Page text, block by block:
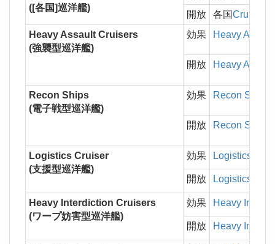
([各国]巡洋艦)
開放
各国Cruiser
Heavy Assault Cruisers
(強襲型巡洋艦)
効果 Heavy
開放 Heavy
Recon Ships
(電子戦型巡洋艦)
効果 Recon Ships
開放 Recon Ships
Logistics Cruiser
(支援型巡洋艦)
効果 Logistics
開放 Logistics
Heavy Interdiction Cruisers
(ワープ妨害型巡洋艦)
効果 Heavy
開放 Heavy